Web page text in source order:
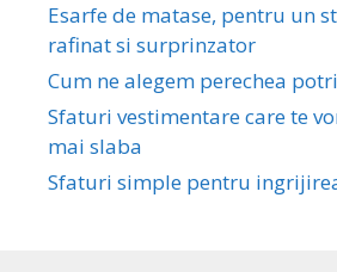
Esarfe de matase, pentru un
rafinat si surprinzator
Cum ne alegem perechea
Sfaturi vestimentare care te
mai slaba
Sfaturi simple pentru